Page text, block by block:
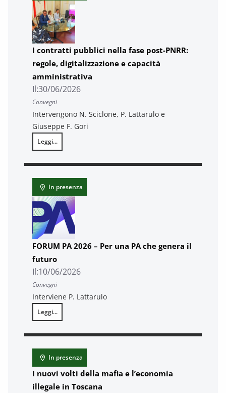
I contratti pubblici nella fase post-PNRR:
regole, digitalizzazione e capacità
amministrativa
Il:30/06/2026
Convegni
Intervengono N. Sciclone, P. Lattarulo e
Giuseppe F. Gori
Leggi...
I contratti pubblici nella fase post-PNRR: regole, digitalizzazione
In presenza
FORUM PA 2026 – Per una PA che genera il
futuro
Il:10/06/2026
Convegni
Interviene P. Lattarulo
Leggi...
FORUM PA 2026 – Per una PA che genera il futuro
In presenza
I nuovi volti della mafia e l’economia
illegale in Toscana